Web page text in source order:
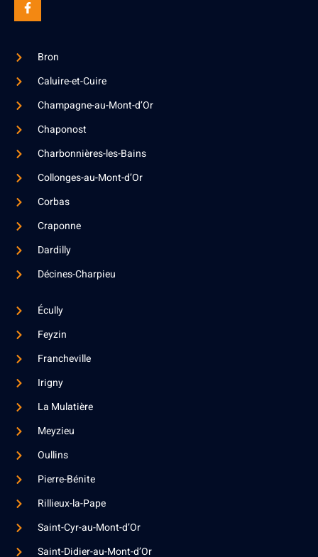
Bron
Caluire-et-Cuire
Champagne-au-Mont-d’Or
Chaponost
Charbonnières-les-Bains
Collonges-au-Mont-d’Or
Corbas
Craponne
Dardilly
Décines-Charpieu
Écully
Feyzin
Francheville
Irigny
La Mulatière
Meyzieu
Oullins
Pierre-Bénite
Rillieux-la-Pape
Saint-Cyr-au-Mont-d’Or
Saint-Didier-au-Mont-d’Or